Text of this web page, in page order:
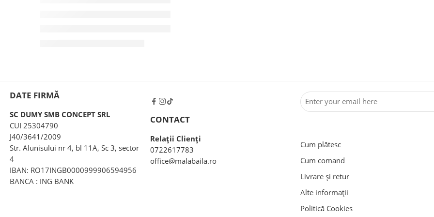
DATE FIRMĂ
SC DUMY SMB CONCEPT SRL
CUI 25304790
J40/3641/2009
Str. Alunisului nr 4, bl 11A, Sc 3, sector
4
IBAN: RO17INGB0000999906594956
BANCA : ING BANK
CONTACT
Relații Clienți
0722617783
office@malabaila.ro
Cum plătesc
Cum comand
Livrare și retur
Alte informații
Politică Cookies